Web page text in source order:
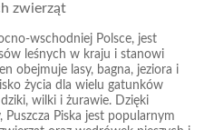
zwierząt
wschodniej Polsce, jest
leśnych w kraju i stanowi
obejmuje lasy, bagna, jeziora i
życia dla wielu gatunków
wilki i żurawie. Dzięki
Piska jest popularnym